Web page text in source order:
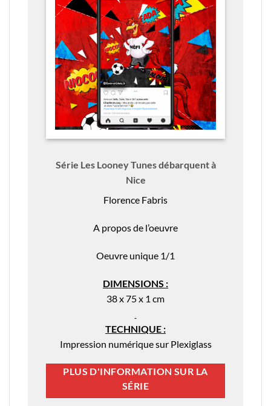
Série Les Looney Tunes débarquent à
Nice
Florence Fabris
A propos de l’oeuvre
Oeuvre unique 1/1
DIMENSIONS :
38 x 75 x 1 cm
TECHNIQUE :
Impression numérique sur Plexiglass
PLUS D'INFORMATION SUR LA
SÉRIE